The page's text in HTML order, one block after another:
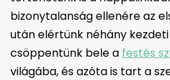
bizonytalanság ellenére az
után elértünk néhány
csöppentünk bele a festés
világába, és azóta is tart a